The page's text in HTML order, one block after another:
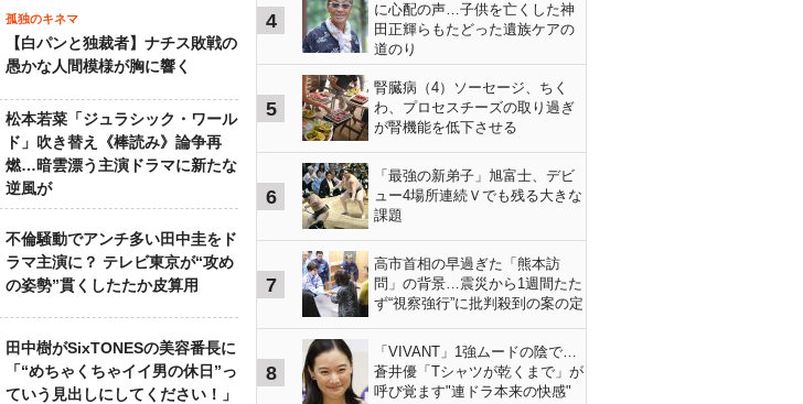
孤独のキネマ
【白パンと独裁者】ナチス敗戦の
愚かな人間模様が胸に響く
松本若菜「ジュラシック・ワール
ド」吹き替え《棒読み》論争再
燃…暗雲漂う主演ドラマに新たな
逆風が
不倫騒動でアンチ多い田中圭をド
ラマ主演に？ テレビ東京が“攻め
の姿勢”貫くしたたか皮算用
田中樹がSixTONESの美容番長に
「“めちゃくちゃイイ男の休日”っ
ていう見出しにしてください！」
4
に心配の声…子供を亡くした神
田正輝らもたどった遺族ケアの
道のり
5
腎臓病（4）ソーセージ、ちく
わ、プロセスチーズの取り過ぎ
が腎機能を低下させる
6
「最強の新弟子」旭富士、デビ
ュー4場所連続Ｖでも残る大きな
課題
7
高市首相の早過ぎた「熊本訪
問」の背景…震災から1週間たた
ず“視察強行”に批判殺到の案の定
8
「VIVANT」1強ムードの陰で…
蒼井優「Tシャツが乾くまで」が
呼び覚ます"連ドラ本来の快感"